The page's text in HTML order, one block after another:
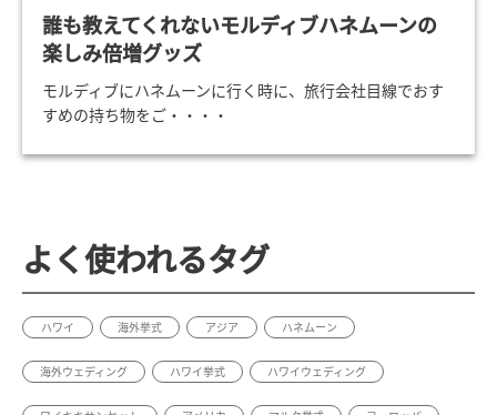
誰も教えてくれないモルディブハネムーンの
楽しみ倍増グッズ
モルディブにハネムーンに行く時に、旅行会社目線でおす
すめの持ち物をご・・・・
よく使われるタグ
ハワイ 海外挙式 アジア ハネムーン
海外ウェディング ハワイ挙式 ハワイウェディング